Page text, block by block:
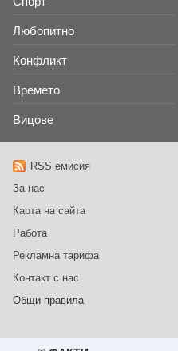
Любопитно
Конфликт
Времето
Вицове
RSS емисия
За нас
Карта на сайта
Работа
Рекламна тарифа
Контакт с нас
Общи правила